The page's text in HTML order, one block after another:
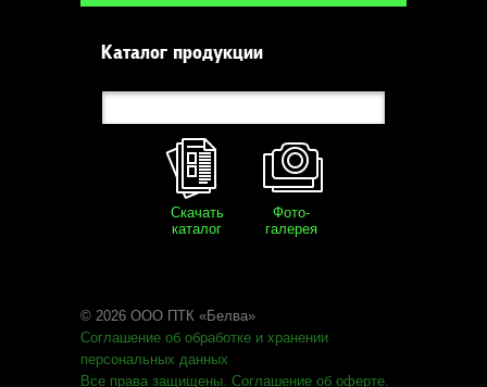
Каталог продукции
Скачать
каталог
Фото-
галерея
© 2026 ООО ПТК «Белва»
Соглашение об обработке и хранении
персональных данных
Все права защищены. Соглашение об оферте.